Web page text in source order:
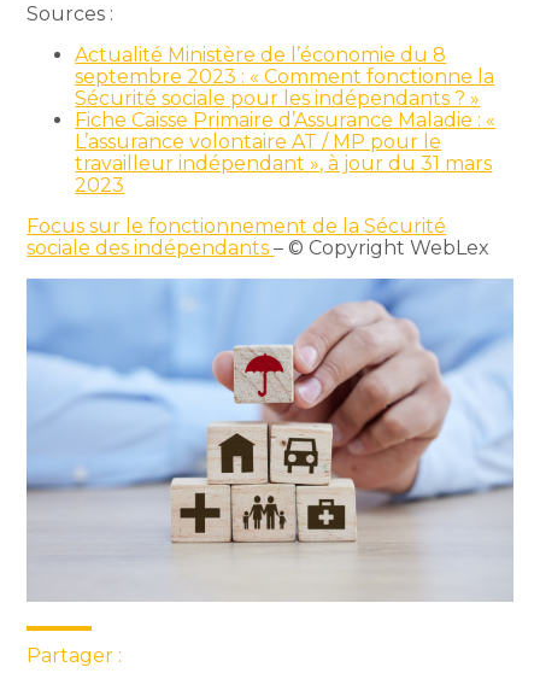
Sources :
Actualité Ministère de l’économie du 8
septembre 2023 : « Comment fonctionne la
Sécurité sociale pour les indépendants ? »
Fiche Caisse Primaire d’Assurance Maladie : «
L’assurance volontaire AT / MP pour le
travailleur indépendant », à jour du 31 mars
2023
Focus sur le fonctionnement de la Sécurité
sociale des indépendants– © Copyright WebLex
Partager :